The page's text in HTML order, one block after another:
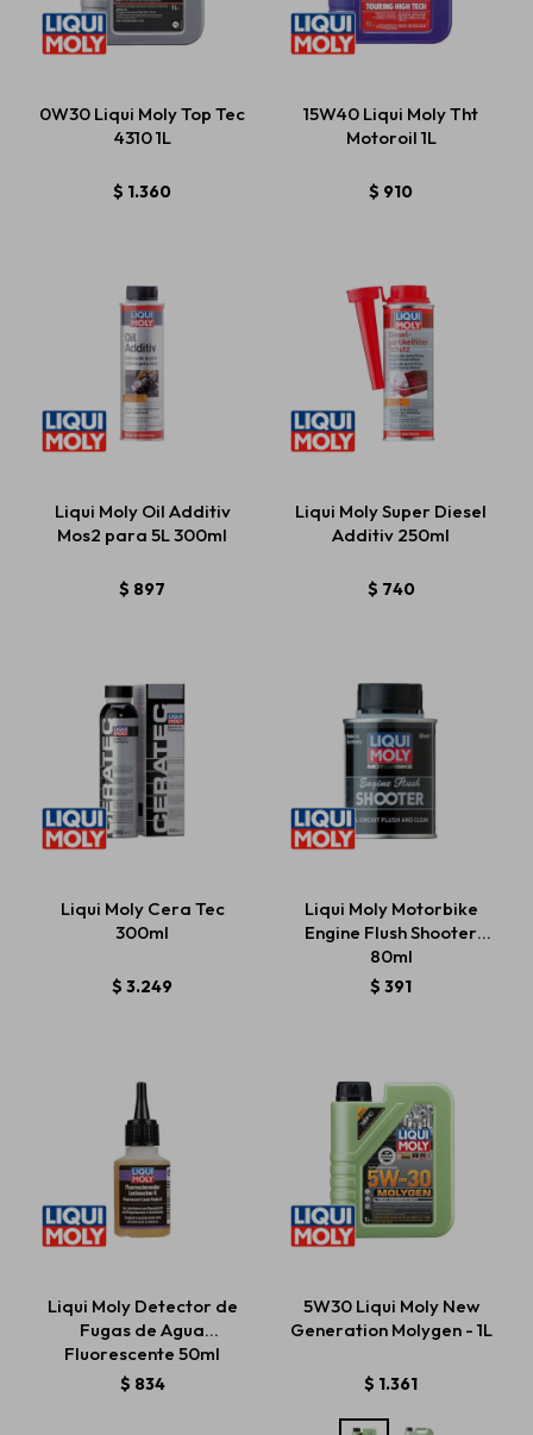
0W30 Liqui Moly Top Tec
4310 1L
$ 1.360
15W40 Liqui Moly Tht
Motoroil 1L
$ 910
Liqui Moly Oil Additiv
Mos2 para 5L 300ml
$ 897
Liqui Moly Super Diesel
Additiv 250ml
$ 740
Liqui Moly Cera Tec
300ml
$ 3.249
Liqui Moly Motorbike
Engine Flush Shooter
80ml
$ 391
Liqui Moly Detector de
Fugas de Agua
Fluorescente 50ml
$ 834
5W30 Liqui Moly New
Generation Molygen - 1L
$ 1.361